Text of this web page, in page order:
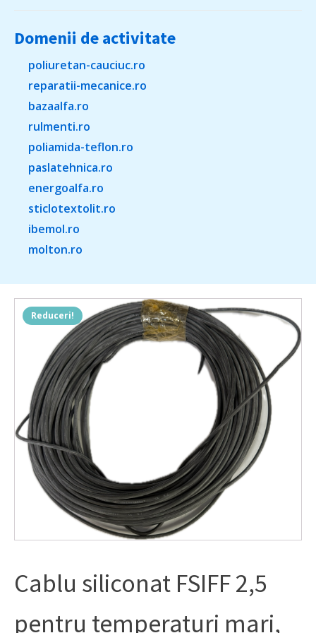
Domenii de activitate
poliuretan-cauciuc.ro
reparatii-mecanice.ro
bazaalfa.ro
rulmenti.ro
poliamida-teflon.ro
paslatehnica.ro
energoalfa.ro
sticlotextolit.ro
ibemol.ro
molton.ro
Reduceri!
Cablu siliconat FSIFF 2,5
pentru temperaturi mari,